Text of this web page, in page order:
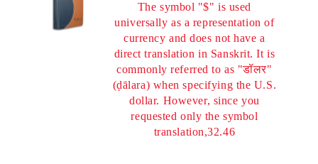
The symbol "$" is used
universally as a representation of
currency and does not have a
direct translation in Sanskrit. It is
commonly referred to as "डॉलर"
(ḍālara) when specifying the U.S.
dollar. However, since you
requested only the symbol
translation,32.46